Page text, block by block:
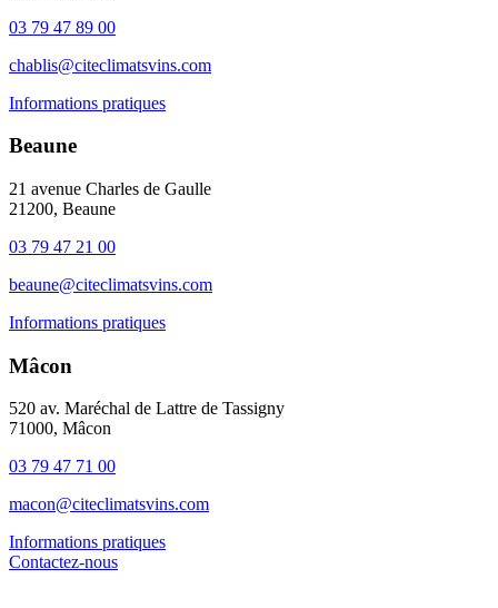
03 79 47 89 00
chablis@citeclimatsvins.com
Informations pratiques
Beaune
21 avenue Charles de Gaulle
21200, Beaune
03 79 47 21 00
beaune@citeclimatsvins.com
Informations pratiques
Mâcon
520 av. Maréchal de Lattre de Tassigny
71000, Mâcon
03 79 47 71 00
macon@citeclimatsvins.com
Informations pratiques
Contactez-nous